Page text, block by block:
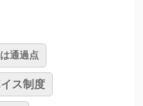
通過点
ス制度